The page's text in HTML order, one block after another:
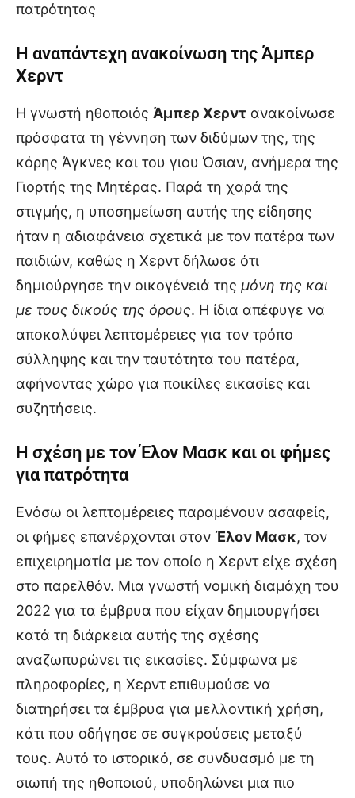
πατρότητας
Η αναπάντεχη ανακοίνωση της Άμπερ
Χερντ
Η γνωστή ηθοποιός Άμπερ Χερντ ανακοίνωσε
πρόσφατα τη γέννηση των διδύμων της, της
κόρης Άγκνες και του γιου Όσιαν, ανήμερα της
Γιορτής της Μητέρας. Παρά τη χαρά της
στιγμής, η υποσημείωση αυτής της είδησης
ήταν η αδιαφάνεια σχετικά με τον πατέρα των
παιδιών, καθώς η Χερντ δήλωσε ότι
δημιούργησε την οικογένειά της μόνη της και
με τους δικούς της όρους. Η ίδια απέφυγε να
αποκαλύψει λεπτομέρειες για τον τρόπο
σύλληψης και την ταυτότητα του πατέρα,
αφήνοντας χώρο για ποικίλες εικασίες και
συζητήσεις.
Η σχέση με τον Έλον Μασκ και οι φήμες
για πατρότητα
Ενόσω οι λεπτομέρειες παραμένουν ασαφείς,
οι φήμες επανέρχονται στον Έλον Μασκ, τον
επιχειρηματία με τον οποίο η Χερντ είχε σχέση
στο παρελθόν. Μια γνωστή νομική διαμάχη του
2022 για τα έμβρυα που είχαν δημιουργήσει
κατά τη διάρκεια αυτής της σχέσης
αναζωπυρώνει τις εικασίες. Σύμφωνα με
πληροφορίες, η Χερντ επιθυμούσε να
διατηρήσει τα έμβρυα για μελλοντική χρήση,
κάτι που οδήγησε σε συγκρούσεις μεταξύ
τους. Αυτό το ιστορικό, σε συνδυασμό με τη
σιωπή της ηθοποιού, υποδηλώνει μια πιο